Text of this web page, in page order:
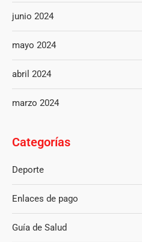
junio 2024
mayo 2024
abril 2024
marzo 2024
Categorías
Deporte
Enlaces de pago
Guía de Salud